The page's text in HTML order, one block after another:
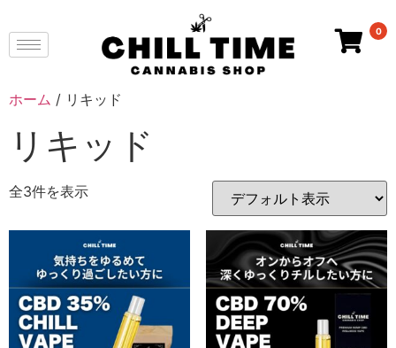
0
ホーム / リキッド
リキッド
全3件を表示